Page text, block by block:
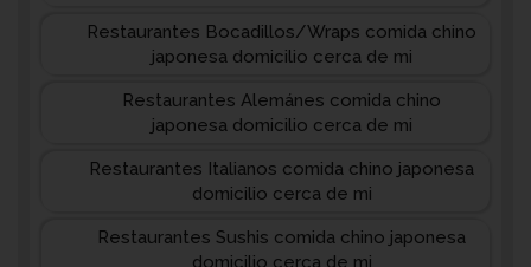
Restaurantes Bocadillos/Wraps comida chino
japonesa domicilio cerca de mi
Restaurantes Alemánes comida chino
japonesa domicilio cerca de mi
Restaurantes Italianos comida chino japonesa
domicilio cerca de mi
Restaurantes Sushis comida chino japonesa
domicilio cerca de mi